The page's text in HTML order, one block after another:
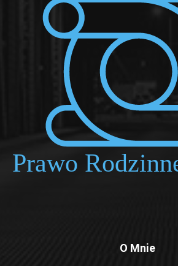
O Mnie